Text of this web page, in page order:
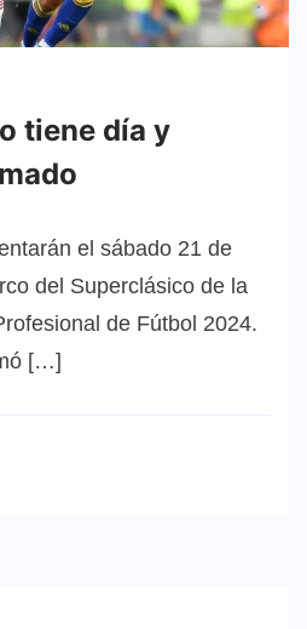
tiene día y
el sábado 21 de
del Superclásico de la
de Fútbol 2024.
[…]